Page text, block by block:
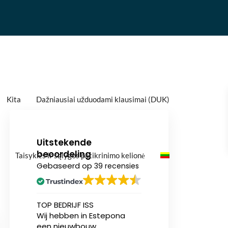
Kita Dažniausiai užduodami klausimai (DUK)
Taisyklės ir sąlygos patikrinimo kelionė
Uitstekende
beoordeling
Gebaseerd op 39 recensies
TOP BEDRIJF ISS
Wij hebben in Estepona